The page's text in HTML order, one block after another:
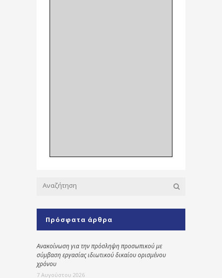
Πρόσφατα άρθρα
Ανακοίνωση για την πρόσληψη προσωπικού με
σύμβαση εργασίας ιδιωτικού δικαίου ορισμένου
χρόνου
7 Αυγούστου 2026